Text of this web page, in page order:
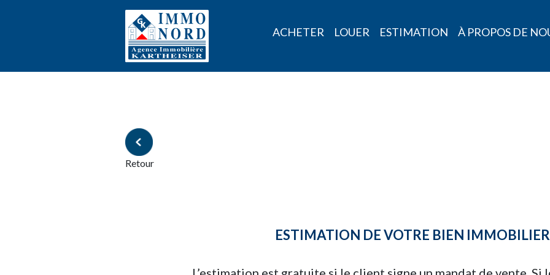
ACHETER LOUER ESTIMATION À PROPOS DE
Retour
ESTIMATION DE VOTRE BIEN IMMOBILIER